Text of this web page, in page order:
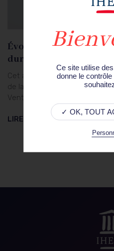
Évolution du crime et
durant la pandémie de
Cet article, issu des Cahiers
de la Justice n°50, a été écrit
Ventre...
LIRE LA SUITE
Ce site utilise
donne le
✓ OK, TOUT